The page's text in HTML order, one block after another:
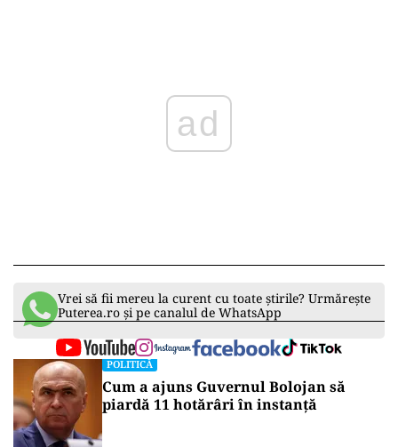
ad
Vrei să fii mereu la curent cu toate știrile? Urmărește
Puterea.ro și pe canalul de WhatsApp
POLITICĂ
Cum a ajuns Guvernul Bolojan să
piardă 11 hotărâri în instanță